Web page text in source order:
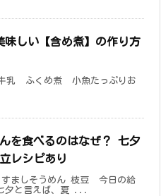
味しい【含め煮】の作り方
ふくめ煮 小魚たっぷりお
を食べるのはなぜ？ 七夕
レシピあり
ましそうめん 枝豆 今日の給
夕と言えば、夏 ...